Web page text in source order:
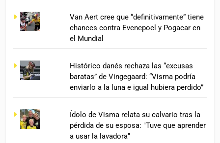
Van Aert cree que “definitivamente” tiene
chances contra Evenepoel y Pogacar en
el Mundial
Histórico danés rechaza las “excusas
baratas” de Vingegaard: “Visma podría
enviarlo a la luna e igual hubiera perdido”
Ídolo de Visma relata su calvario tras la
pérdida de su esposa: "Tuve que aprender
a usar la lavadora"